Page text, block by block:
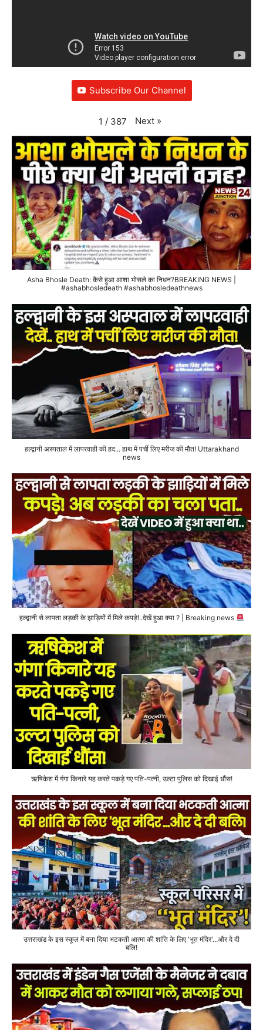
Subscribe Our Channel
1 / 387 Next »
Asha Bhosle Death: कैसे हुआ आशा भोसले का निधन?BREAKING NEWS |
#ashabhosledeath #ashabhosledeathnews
हल्द्वानी अस्पताल में लापरवाही की हद... हाथ में पर्ची लिए मरीज की मौत! Uttarakhand
news
हल्द्वानी से लापता लड़की के झाड़ियों में मिले कपड़े!..देखें हुआ क्या ? | Breaking news
ऋषिकेश में गंगा किनारे यह करते पकड़े गए पति-पत्नी, उल्टा पुलिस को दिखाई धौंस!
उत्तराखंड के इस स्कूल में बना दिया भटकती आत्मा की शांति के लिए 'भूत मंदिर'...और दे दी
बलि!